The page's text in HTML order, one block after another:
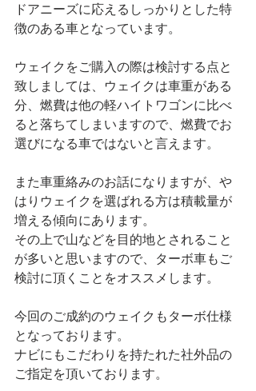
ドアニーズに応えるしっかりとした特
徴のある車となっています。
ウェイクをご購入の際は検討する点と
致しましては、ウェイクは車重がある
分、燃費は他の軽ハイトワゴンに比べ
ると落ちてしまいますので、燃費でお
選びになる車ではないと言えます。
また車重絡みのお話になりますが、や
はりウェイクを選ばれる方は積載量が
増える傾向にあります。
その上で山などを目的地とされること
が多いと思いますので、ターボ車もご
検討に頂くことをオススメします。
今回のご成約のウェイクもターボ仕様
となっております。
ナビにもこだわりを持たれた社外品の
ご指定を頂いております。